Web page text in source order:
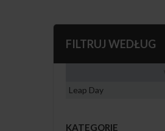
FILTRUJ WEDŁUG
Leap Day
KATEGORIE